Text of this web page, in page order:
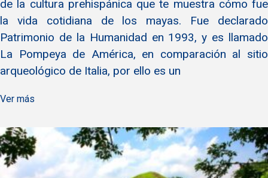
de la cultura prehispánica que te muestra cómo fue
la vida cotidiana de los mayas. Fue declarado
Patrimonio de la Humanidad en 1993, y es llamado
La Pompeya de América, en comparación al sitio
arqueológico de Italia, por ello es un
Ver más